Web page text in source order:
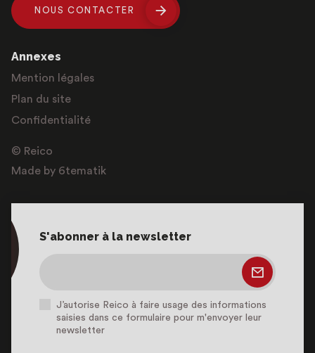
NOUS CONTACTER
Annexes
Mention légales
Plan du site
Confidentialité
© Reico
Made by 6tematik
S'abonner à la newsletter
J’autorise Reico à faire usage des informations
saisies dans ce formulaire pour m'envoyer leur
newsletter